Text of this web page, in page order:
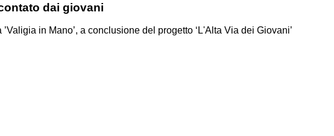
dai giovani
in Mano’, a conclusione del progetto ‘L'Alta Via dei Giovani’